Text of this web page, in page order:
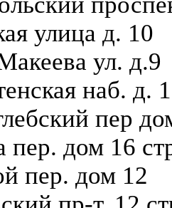
улица д. 10
ул. д.9
наб. д.
пер
пер. дом 16
пер. дом 12